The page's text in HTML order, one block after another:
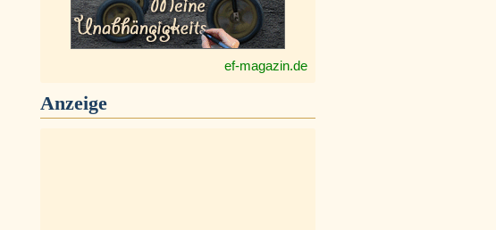
ef-magazin.de
Anzeige